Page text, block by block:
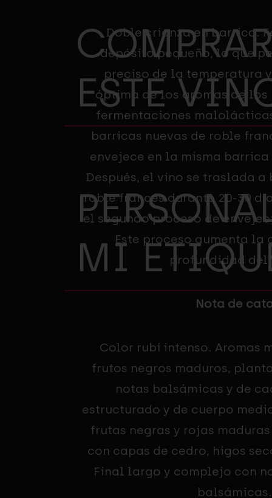
ESTE
MI
Doble crianza en barrica.
depósito pequeño, lo que
preciso de la temperatura
óptima de los aromas de los
fermentaciones
barricas nuevas de roble
envejece en la misma barrica
Después, el vino se traslada a
roble francés durante 20-30
el segundo proceso de
Este proceso aumenta la
profundidad del
Nota de
Color rubí intenso. Aromas
frutos negros maduros,
notas balsámicas y de
estructurado y de cuerpo
frutas negras y rojas
con capas de cedro, higos
Final largo y complejo con
balsámicas.